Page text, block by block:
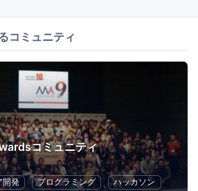
コミュニティ
コミュニティ
開発 プログラミング ハッカソン